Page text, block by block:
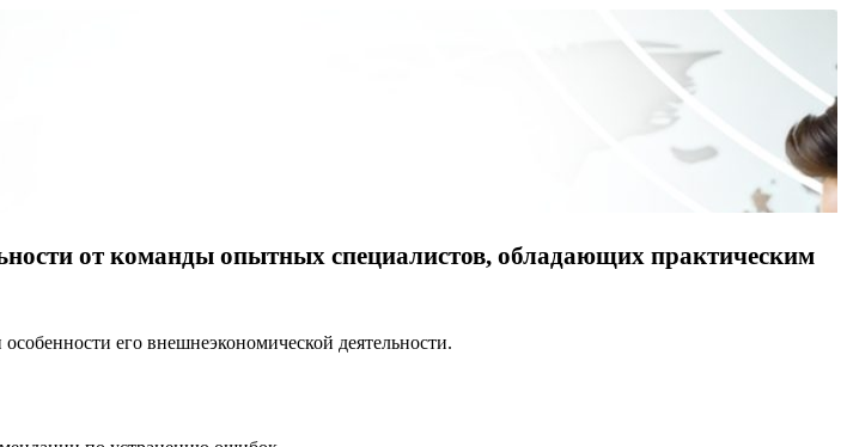
от команды опытных специалистов, обладающих практическим
его внешнеэкономической деятельности.